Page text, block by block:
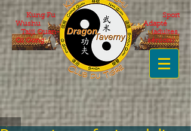
Kung Fu
Wushu
Taiji Quan-
Qi Gong
Sport
Adapté
(adultes,
séniors)